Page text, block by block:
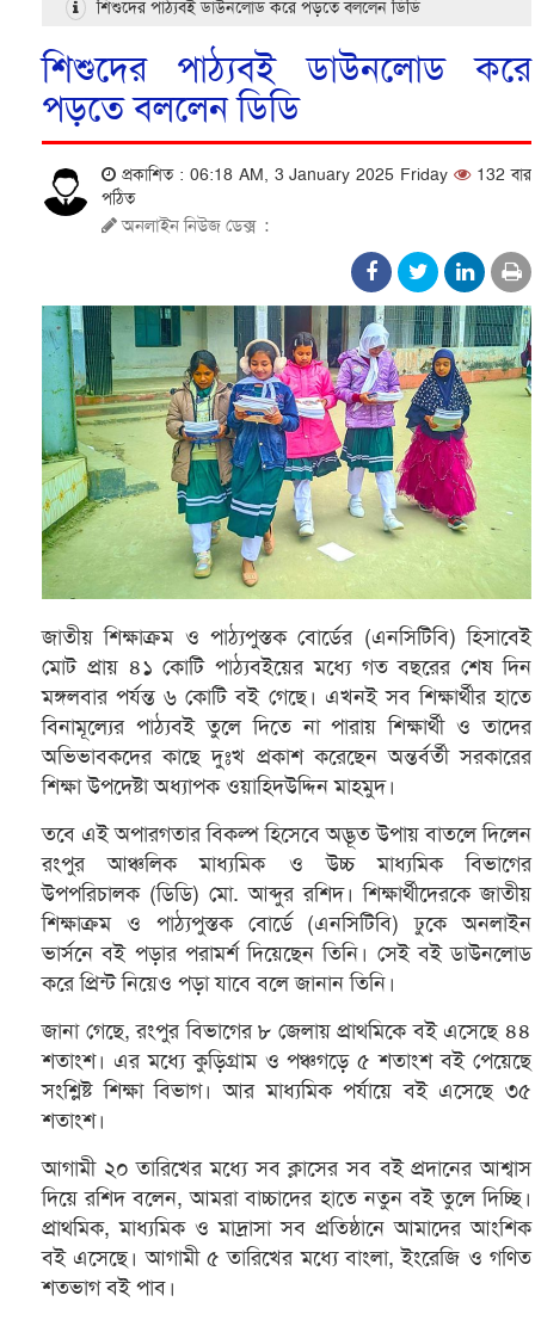
শিশুদের পাঠ্যবই ডাউনলোড করে পড়তে বললেন ডিডি
শিশুদের পাঠ্যবই ডাউনলোড করে
পড়তে বললেন ডিডি
প্রকাশিত : 06:18 AM, 3 January 2025 Friday
132 বার
পঠিত
অনলাইন নিউজ ডেক্স :
জাতীয় শিক্ষাক্রম ও পাঠ্যপুস্তক বোর্ডের (এনসিটিবি) হিসাবেই
মোট প্রায় ৪১ কোটি পাঠ্যবইয়ের মধ্যে গত বছরের শেষ দিন
মঙ্গলবার পর্যন্ত ৬ কোটি বই গেছে। এখনই সব শিক্ষার্থীর হাতে
বিনামূল্যের পাঠ্যবই তুলে দিতে না পারায় শিক্ষার্থী ও তাদের
অভিভাবকদের কাছে দুঃখ প্রকাশ করেছেন অন্তর্বর্তী সরকারের
শিক্ষা উপদেষ্টা অধ্যাপক ওয়াহিদউদ্দিন মাহমুদ।
তবে এই অপারগতার বিকল্প হিসেবে অদ্ভূত উপায় বাতলে দিলেন
রংপুর আঞ্চলিক মাধ্যমিক ও উচ্চ মাধ্যমিক বিভাগের
উপপরিচালক (ডিডি) মো. আব্দুর রশিদ। শিক্ষার্থীদেরকে জাতীয়
শিক্ষাক্রম ও পাঠ্যপুস্তক বোর্ডে (এনসিটিবি) ঢুকে অনলাইন
ভার্সনে বই পড়ার পরামর্শ দিয়েছেন তিনি। সেই বই ডাউনলোড
করে প্রিন্ট নিয়েও পড়া যাবে বলে জানান তিনি।
জানা গেছে, রংপুর বিভাগের ৮ জেলায় প্রাথমিকে বই এসেছে ৪৪
শতাংশ। এর মধ্যে কুড়িগ্রাম ও পঞ্চগড়ে ৫ শতাংশ বই পেয়েছে
সংশ্লিষ্ট শিক্ষা বিভাগ। আর মাধ্যমিক পর্যায়ে বই এসেছে ৩৫
শতাংশ।
আগামী ২০ তারিখের মধ্যে সব ক্লাসের সব বই প্রদানের আশ্বাস
দিয়ে রশিদ বলেন, আমরা বাচ্চাদের হাতে নতুন বই তুলে দিচ্ছি।
প্রাথমিক, মাধ্যমিক ও মাদ্রাসা সব প্রতিষ্ঠানে আমাদের আংশিক
বই এসেছে। আগামী ৫ তারিখের মধ্যে বাংলা, ইংরেজি ও গণিত
শতভাগ বই পাব।